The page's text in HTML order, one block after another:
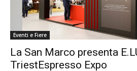
Eventi e Fiere
La San Marco presenta
TriestEspresso Expo